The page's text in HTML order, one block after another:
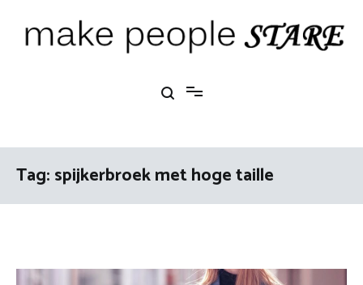
Tag:spijkerbroek met hoge taille